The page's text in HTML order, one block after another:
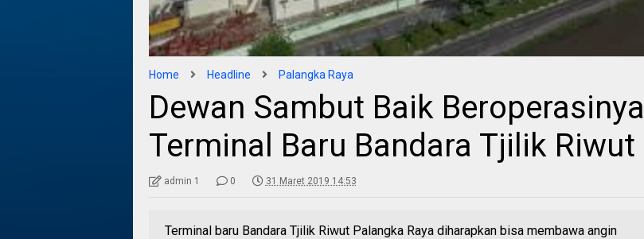
Home Headline Palangka Raya
Dewan Sambut Baik Beroperasinya
Terminal Baru Bandara Tjilik Riwut
admin 1 0 31 Maret 2019 14:53
Terminal baru Bandara Tjilik Riwut Palangka Raya diharapkan bisa membawa angin